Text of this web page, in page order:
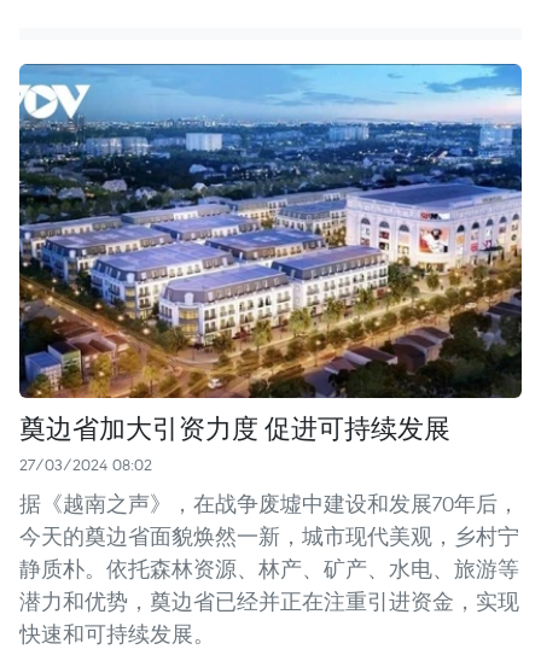
奠边省加大引资力度 促进可持续发展
27/03/2024 08:02
据《越南之声》，在战争废墟中建设和发展70年后，
今天的奠边省面貌焕然一新，城市现代美观，乡村宁
静质朴。依托森林资源、林产、矿产、水电、旅游等
潜力和优势，奠边省已经并正在注重引进资金，实现
快速和可持续发展。